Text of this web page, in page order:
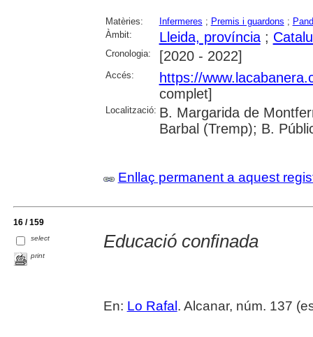
Matèries: Infermeres ; Premis i guardons ;
Àmbit:
Lleida, província;
Cronologia: [2020 - 2022]
Accés:
https://
complet]
Localització: B. Margarida de
Barbal (Tremp); B.
Enllaç permanent a aquest
16 / 159
select
print
Educació confinada
En: Lo Rafal. Alcanar, núm. 137